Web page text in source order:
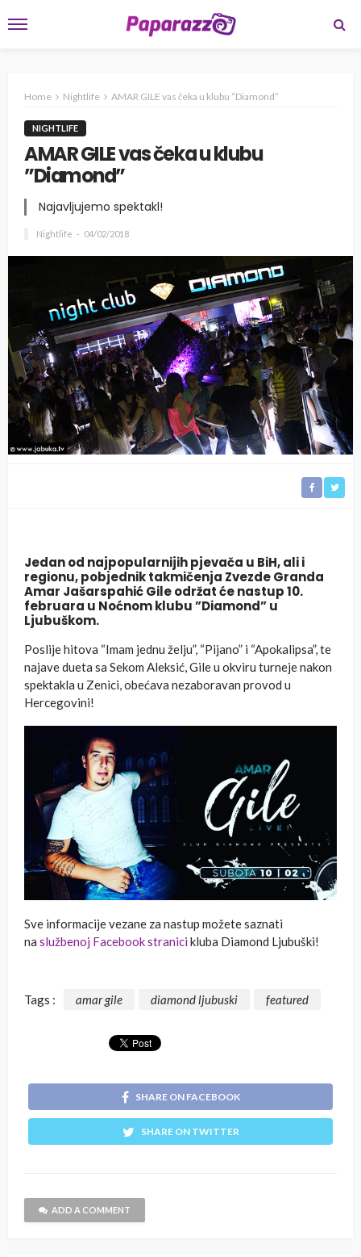
Home Nightlife AMAR GILE vas čeka u klubu ”Diamond”
NIGHTLIFE
AMAR GILE vas čeka u klubu
”Diamond”
Najavljujemo spektakl!
Nightlife 04/02/2018
Jedan od najpopularnijih pjevača u BiH, ali i
regionu, pobjednik takmičenja Zvezde Granda
Amar Jašarspahić Gile održat će nastup 10.
februara u Noćnom klubu ”Diamond” u
Ljubuškom.
Poslije hitova “Imam jednu želju”, “Pijano” i “Apokalipsa”, te
najave dueta sa Sekom Aleksić, Gile u okviru turneje nakon
spektakla u Zenici, obećava nezaboravan provod u
Hercegovini!
Sve informacije vezane za nastup možete saznati
na službenoj Facebook stranici kluba Diamond Ljubuški!
Tags : amar gile diamond ljubuski featured
SHARE ON FACEBOOK
SHARE ON TWITTER
ADD A COMMENT